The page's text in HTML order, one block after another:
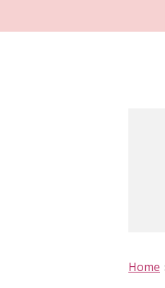
direct
Home